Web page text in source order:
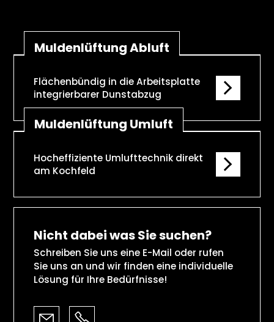
Muldenlüftung Abluft
Flächenbündig in die Arbeitsplatte
integrierbarer Dunstabzug
Muldenlüftung Umluft
Hocheffiziente Umlufttechnik direkt
am Kochfeld
Nicht dabei was Sie suchen?
Schreiben Sie uns eine E-Mail oder rufen
Sie uns an und wir finden eine individuelle
Lösung für Ihre Bedürfnisse!